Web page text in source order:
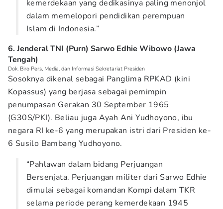
kemerdekaan yang dedikasinya paling menonjol
dalam memelopori pendidikan perempuan
Islam di Indonesia.”
6. Jenderal TNI (Purn) Sarwo Edhie Wibowo (Jawa
Tengah)
Dok. Biro Pers, Media, dan Informasi Sekretariat Presiden
Sosoknya dikenal sebagai Panglima RPKAD (kini
Kopassus) yang berjasa sebagai pemimpin
penumpasan Gerakan 30 September 1965
(G30S/PKI). Beliau juga Ayah Ani Yudhoyono, ibu
negara RI ke-6 yang merupakan istri dari Presiden ke-
6 Susilo Bambang Yudhoyono.
“Pahlawan dalam bidang Perjuangan
Bersenjata. Perjuangan militer dari Sarwo Edhie
dimulai sebagai komandan Kompi dalam TKR
selama periode perang kemerdekaan 1945